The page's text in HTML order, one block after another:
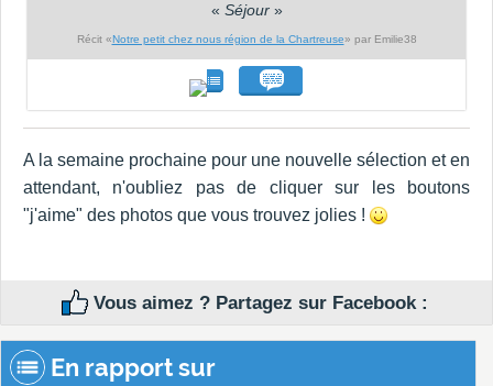
« Séjour»
Récit «Notre petit chez nous région de la Chartreuse» par Emilie38
A la semaine prochaine pour une nouvelle sélection et en
attendant, n'oubliez pas de cliquer sur les boutons
"j'aime" des photos que vous trouvez jolies !
Vous aimez ? Partagez sur Facebook :
En rapport sur